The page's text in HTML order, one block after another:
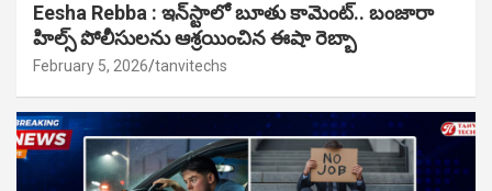
Eesha Rebba : ఇన్‌స్టాలో బూతు కామెంట్.. బంజారా
హిల్స్ పోలీసులను ఆశ్రయించిన ఈషా రెబ్బా
February 5, 2026 tanvitechs